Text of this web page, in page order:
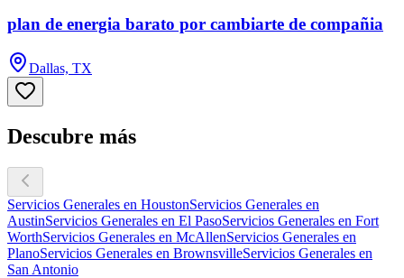
plan de energia barato por cambiarte de compañia
Dallas, TX
Descubre más
Servicios Generales en HoustonServicios Generales en
AustinServicios Generales en El PasoServicios Generales en Fort
WorthServicios Generales en McAllenServicios Generales en
PlanoServicios Generales en BrownsvilleServicios Generales en
San Antonio